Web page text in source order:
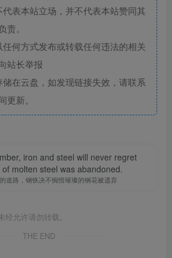
表本站立场，并不代表本站赞同其
。
何方式发布或转载任何违法的相关
站长举报
在云盘，如发现链接失效，请联系
新。
iron and steel will never regret
molten steel was abandoned.
道路，钢铁决不惋惜璀璨的钢花被遗弃
允许请勿转载。
THE END